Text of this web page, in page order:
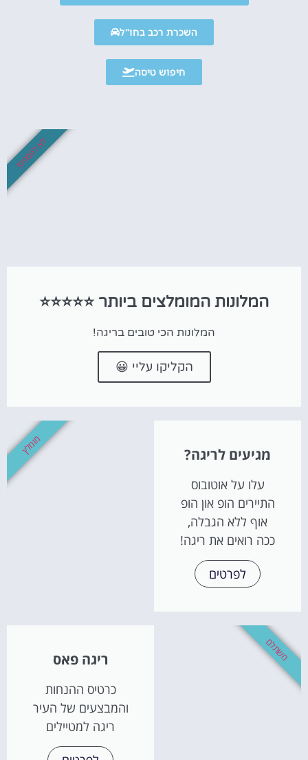
השכרת רכב בחו"ל
חיפוש טיסה
המלונות המומלצים ביותר ⭐⭐⭐⭐⭐
המלונות הכי טובים בריגה!
הקליקו עליי 😀
לא לפספס!
מגיעים לריגה?
עלו על אוטובוס
התיירים הופ און הופ
אוף ללא הגבלה,
ככה רואים את ריגה!
לפרטים
מומלץ
ריגה פאס
כרטיס ההנחות
והמבצעים של העיר
ריגה למטיילים
משתלם